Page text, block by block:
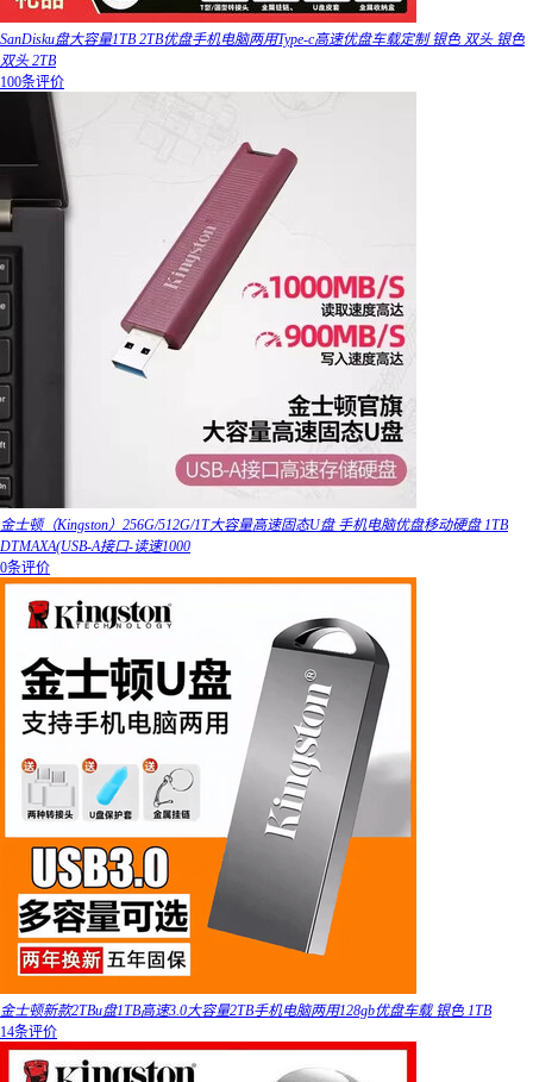
SanDisku盘大容量1TB 2TB优盘手机电脑两用Type-c高速优盘车载定制 银色 双头 银色
双头 2TB
100条评价
金士顿（Kingston）256G/512G/1T大容量高速固态U盘 手机电脑优盘移动硬盘 1TB
DTMAXA(USB-A接口-读速1000
0条评价
金士顿新款2TBu盘1TB高速3.0大容量2TB手机电脑两用128gb优盘车载 银色 1TB
14条评价